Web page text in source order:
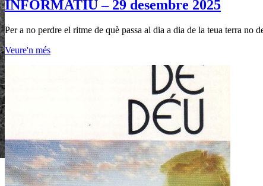
INFORMATIU – 29 desembre 2025
Per a no perdre el ritme de què passa al dia a dia de la teua terra no
Veure'n més